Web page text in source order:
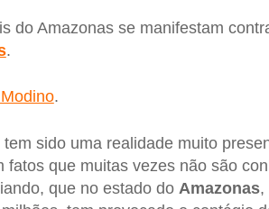
do Amazonas se manifestam
.
.
sido uma realidade muito
fatos que muitas vezes não são
que no estado do Amazonas,